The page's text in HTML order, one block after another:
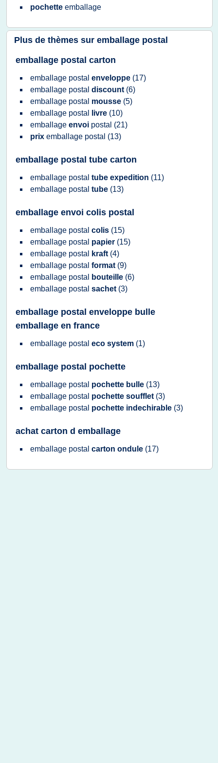
pochette emballage
Plus de thèmes sur emballage postal
emballage postal carton
emballage postal enveloppe (17)
emballage postal discount (6)
emballage postal mousse (5)
emballage postal
livre (10)
emballage envoi postal (21)
prix emballage postal (13)
emballage postal tube carton
emballage postal tube expedition (11)
emballage postal tube (13)
emballage envoi colis postal
emballage postal colis (15)
emballage postal papier (15)
emballage postal
kraft (4)
emballage postal format (9)
emballage postal
bouteille (6)
emballage postal sachet (3)
emballage postal enveloppe bulle
emballage en france
emballage postal eco system (1)
emballage postal pochette
emballage postal pochette bulle (13)
emballage postal pochette soufflet (3)
emballage postal pochette indechirable (3)
achat carton d emballage
emballage postal carton ondule (17)